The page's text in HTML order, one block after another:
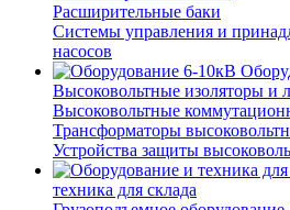
Расширительные баки
Системы управления и
насосов
Высоковольтные изоляторы и
Высоковольтные
Трансформаторы
Устройства защиты
техника для склада